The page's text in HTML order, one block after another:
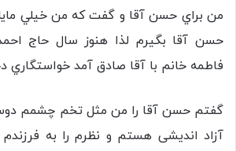
من براي حسن آقا و گفت كه من خيلي
حسن آقا بگيرم لذا هنوز سال حاج
فاطمه خانم با آقا صادق آمد خواستگاري
گفتم حسن آقا را من مثل تخم چشمم
آزاد اندیشی هستم و نظرم را به